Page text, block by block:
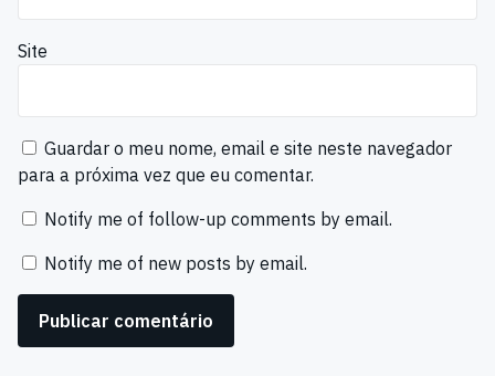
Site
Guardar o meu nome, email e site neste navegador
para a próxima vez que eu comentar.
Notify me of follow-up comments by email.
Notify me of new posts by email.